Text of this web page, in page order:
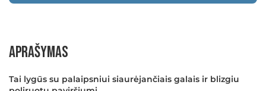
Aprašymas
Tai lygūs su palaipsniui siaurėjančiais galais ir blizgiu